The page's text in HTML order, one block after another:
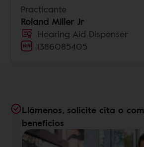
Practicante
Roland Miller Jr
Hearing Aid Dispenser
1386085405
Llámenos, solicite cita o
beneficios